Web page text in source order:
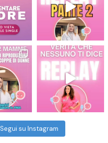
Segui su Instagram